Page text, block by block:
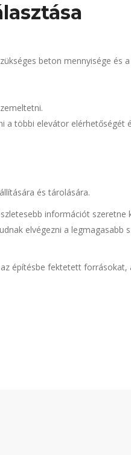
beton mennyisége és
a többi elevátor elérhetőségét
és tárolására.
információt szeretne
elvégezni a legmagasabb
építésbe fektetett